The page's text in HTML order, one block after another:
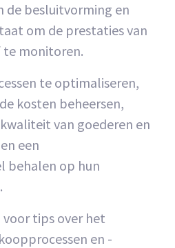
de besluitvorming en
om de prestaties van
te monitoren.
te optimaliseren,
kosten beheersen,
van goederen en
een
behalen op hun
tips over het
en -